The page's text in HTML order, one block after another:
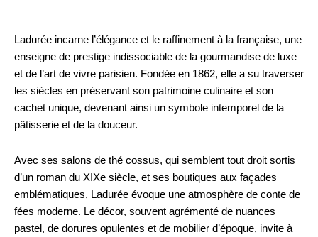
Ladurée incarne l’élégance et le raffinement à la française, une
enseigne de prestige indissociable de la gourmandise de luxe
et de l’art de vivre parisien. Fondée en 1862, elle a su traverser
les siècles en préservant son patrimoine culinaire et son
cachet unique, devenant ainsi un symbole intemporel de la
pâtisserie et de la douceur.
Avec ses salons de thé cossus, qui semblent tout droit sortis
d’un roman du XIXe siècle, et ses boutiques aux façades
emblématiques, Ladurée évoque une atmosphère de conte de
fées moderne. Le décor, souvent agrémenté de nuances
pastel, de dorures opulentes et de mobilier d’époque, invite à